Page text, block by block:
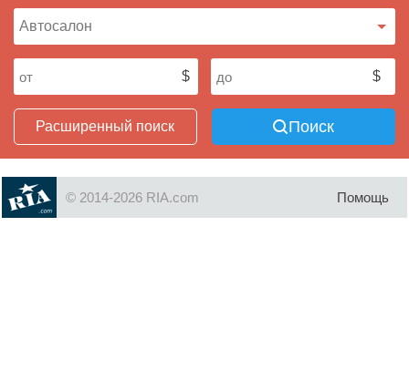
Расширенный поиск Поиск
© 2014-2026 RIA.com Помощь